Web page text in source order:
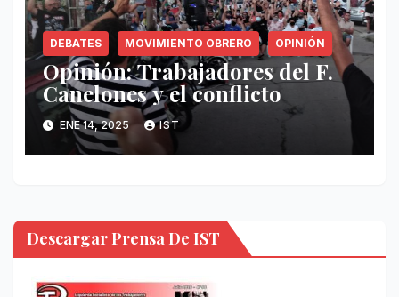
DEBATES MOVIMIENTO OBRERO OPINIÓN
Opinión: Trabajadores del F.
Canelones y el conflicto
ENE 14, 2025 IST
Descargar Prensa De IST